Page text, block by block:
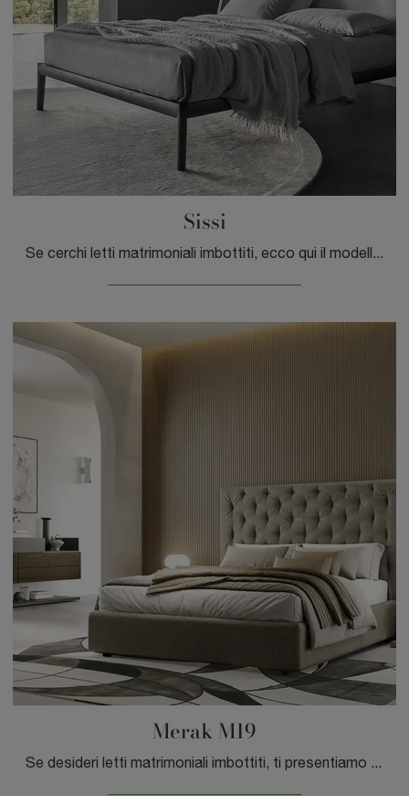
Sissi
Se cerchi letti matrimoniali imbottiti, ecco qui il modello Sissi in tessuto per valorizzare la camera da letto.
Merak M19
Se desideri letti matrimoniali imbottiti, ti presentiamo il modello Merak M19 in ecopelle per arricchire la camera da letto.